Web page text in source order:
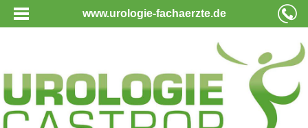
www.urologie-fachaerzte.de